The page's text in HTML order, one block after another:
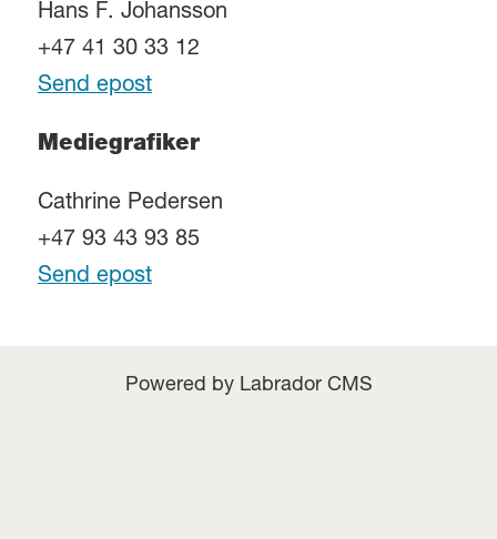
Hans F. Johansson
+47 41 30 33 12
Send epost
Mediegrafiker
Cathrine Pedersen
+47 93 43 93 85
Send epost
Powered by Labrador CMS